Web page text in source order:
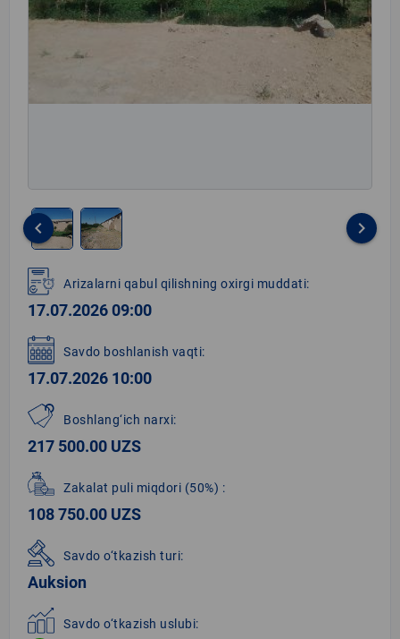
1
of
2
keyboard_arrow_left keyboard_arrow_right
Arizalarni qabul qilishning oxirgi muddati:
17.07.2026 09:00
Savdo boshlanish vaqti:
17.07.2026 10:00
Boshlang‘ich narxi:
217 500.00 UZS
Zakalat puli miqdori (50%) :
108 750.00 UZS
Savdo o‘tkazish turi:
Auksion
Savdo o‘tkazish uslubi: